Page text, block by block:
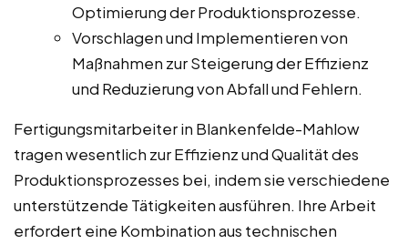
Optimierung der Produktionsprozesse.
Vorschlagen und Implementieren von
Maßnahmen zur Steigerung der Effizienz
und Reduzierung von Abfall und Fehlern.
Fertigungsmitarbeiter in Blankenfelde-Mahlow
tragen wesentlich zur Effizienz und Qualität des
Produktionsprozesses bei, indem sie verschiedene
unterstützende Tätigkeiten ausführen. Ihre Arbeit
erfordert eine Kombination aus technischen